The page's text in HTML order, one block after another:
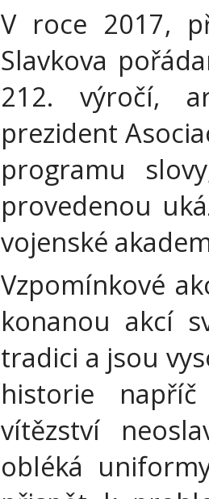
V roce 2017,
Slavkova
212. výročí,
prezident
programu
provedenou
vojenské
Vzpomínkové
konanou akcí
tradici a jsou
historie
vítězství
obléká